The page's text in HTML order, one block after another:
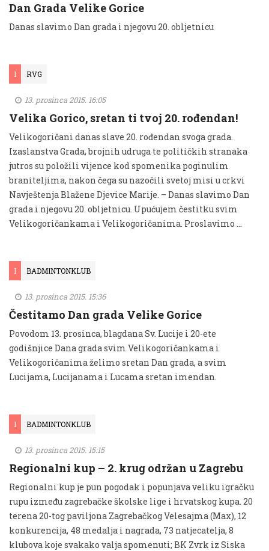
Dan Grada Velike Gorice
Danas slavimo Dan grada i njegovu 20. obljetnicu
I RVG
13. prosinca 2015. 16:05
Velika Gorico, sretan ti tvoj 20. rođendan!
Velikogoričani danas slave 20. rođendan svoga grada.
Izaslanstva Grada, brojnih udruga te političkih stranaka
jutros su položili vijence kod spomenika poginulim
braniteljima, nakon čega su nazočili svetoj misi u crkvi
Navještenja Blažene Djevice Marije. – Danas slavimo Dan
grada i njegovu 20. obljetnicu. Upućujem čestitku svim
Velikogoričankama i Velikogoričanima. Proslavimo …
I BADMINTONKLUB
13. prosinca 2015. 15:36
Čestitamo Dan grada Velike Gorice
Povodom 13. prosinca, blagdana Sv. Lucije i 20-ete
godišnjice Dana grada svim Velikogoričankama i
Velikogoričanima želimo sretan Dan grada, a svim
Lucijama, Lucijanama i Lucama sretan imendan.
I BADMINTONKLUB
13. prosinca 2015. 15:15
Regionalni kup – 2. krug održan u Zagrebu
Regionalni kup je pun pogodak i popunjava veliku igračku
rupu između zagrebačke školske lige i hrvatskog kupa. 20
terena 20-tog paviljona Zagrebačkog Velesajma (Max), 12
konkurencija, 48 medalja i nagrada, 73 natjecatelja, 8
klubova koje svakako valja spomenuti; BK Zvrk iz Siska